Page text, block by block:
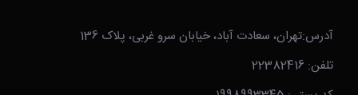
آدرس:تهران، سعادت آباد، خیابان سرو غربی، پلاک 136
تلفن: 22382416